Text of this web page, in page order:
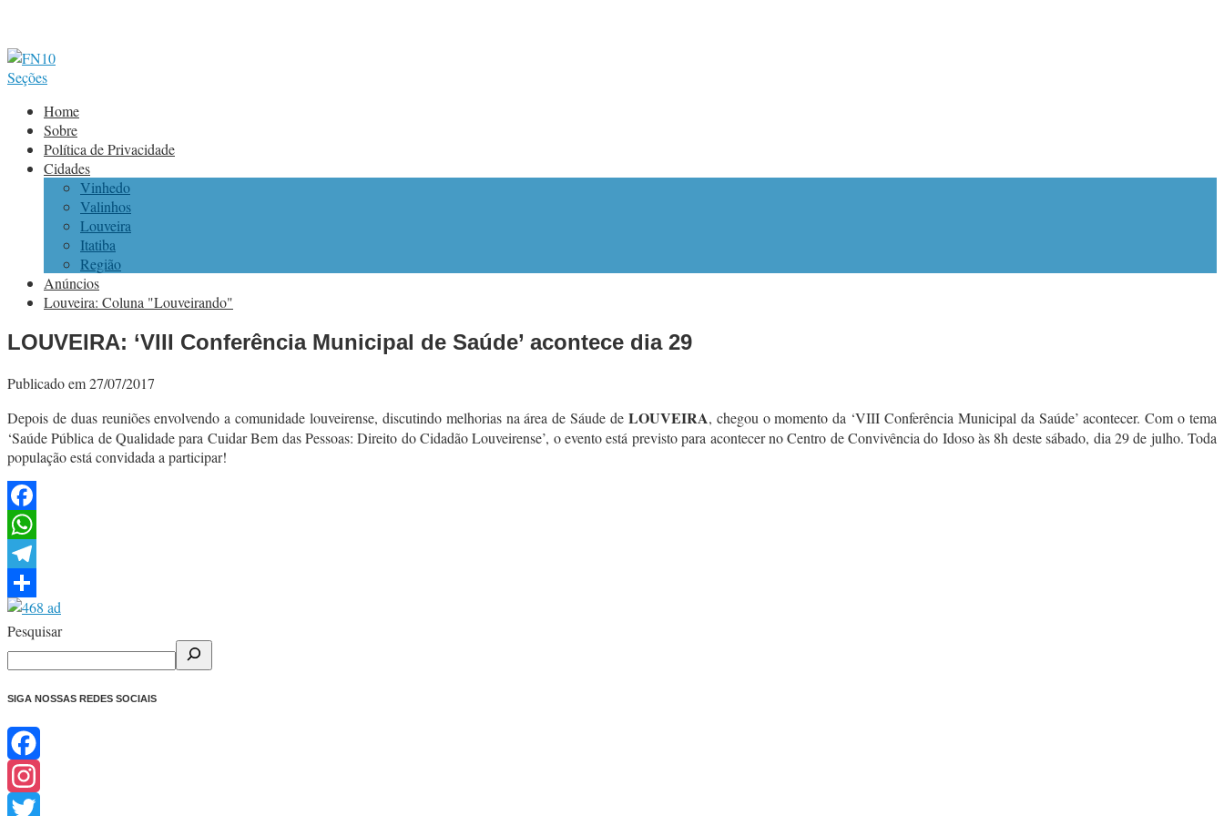
Seções
Home
Sobre
Política de Privacidade
Cidades
Vinhedo
Valinhos
Louveira
Itatiba
Região
Anúncios
Louveira: Coluna "Louveirando"
LOUVEIRA: ‘VIII Conferência Municipal de Saúde’ acontece dia 29
Publicado em 27/07/2017
Depois de duas reuniões envolvendo a comunidade louveirense, discutindo melhorias na área de Sáude de LOUVEIRA, chegou o momento da ‘VIII Conferência Municipal da Saúde’ acontecer. Com o tema
‘Saúde Pública de Qualidade para Cuidar Bem das Pessoas: Direito do Cidadão Louveirense’, o evento está previsto para acontecer no Centro de Convivência do Idoso às 8h deste sábado, dia 29 de julho. Toda
população está convidada a participar!
Facebook
WhatsApp
Telegram
Share
Pesquisar
SIGA NOSSAS REDES SOCIAIS
Facebook
Instagram